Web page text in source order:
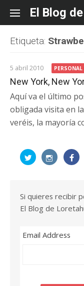
content
El Blog
Etiqueta:
5 abril 2010 PERSONAL
New York, New
Aquí va el último
obligada visita en
veréis, la mayoría
Si quieres recibir
El Blog de
Email Address